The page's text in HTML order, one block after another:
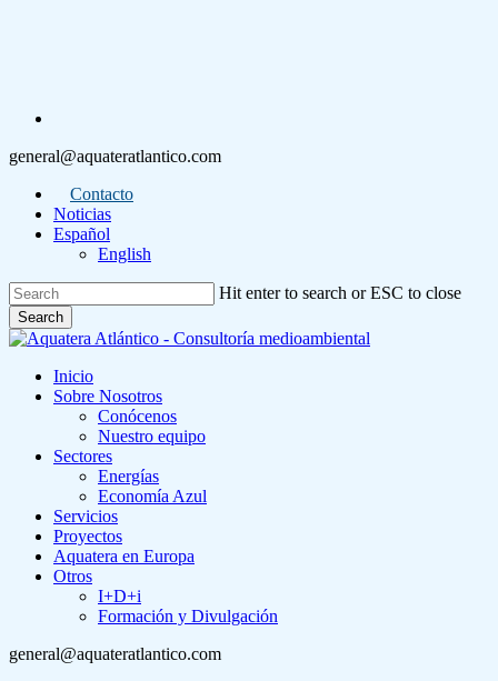
general@aquateratlantico.com
Contacto
Noticias
Español
English
Hit enter to search or ESC to close
Search
Close
Menu
Inicio
Sobre Nosotros
Conócenos
Nuestro equipo
Sectores
Energías
Economía Azul
Servicios
Proyectos
Aquatera en Europa
Otros
I+D+i
Formación y Divulgación
general@aquateratlantico.com